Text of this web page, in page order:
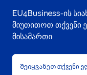
EU4Business-ის
მიუთითოთ თქვენი
მისამართი